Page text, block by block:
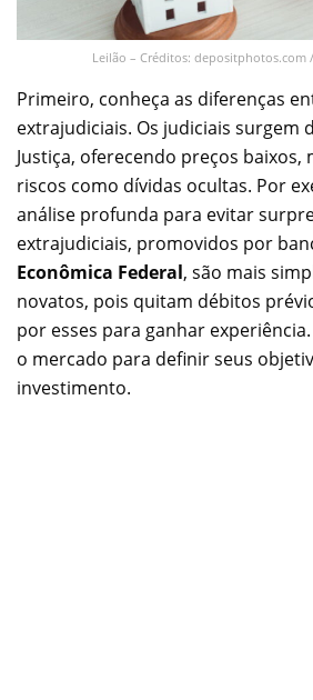
Leilão – Créditos: depositphotos.com
Primeiro, conheça as diferenças
extrajudiciais. Os judiciais surgem
Justiça, oferecendo preços baixos,
riscos como dívidas ocultas. Por
análise profunda para evitar
extrajudiciais, promovidos por
Econômica Federal, são mais
novatos, pois quitam débitos
por esses para ganhar
o mercado para definir seus
investimento.